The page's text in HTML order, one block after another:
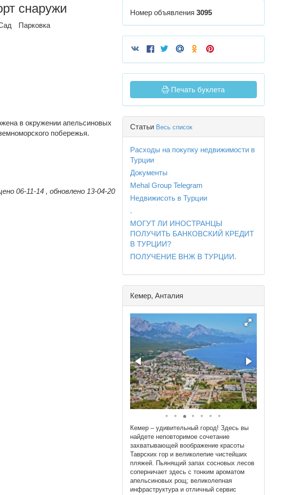
снаружи
Парковка
в окружении апельсиновых
побережья.
06-11-14 , обновлено 13-04-20
Номер объявления 3095
Печать буклета
Статьи Весь список
Расходы на покупку недвижимости в
Турции
Документы
Mehal Group Telegram
Недвижисоть в Турции
.
МОГУТ ЛИ ИНОСТРАНЦЫ
ПОЛУЧИТЬ БАНКОВСКИЙ КРЕДИТ
В ТУРЦИИ?
ПОЛУЧЕНИЕ ВНЖ В ТУРЦИИ.
Кемер, Анталия
Кемер – удивительный город! Здесь вы
найдете неповторимое сочетание
захватывающей воображение красоты
Таврских гор и великолепие чистейших
пляжей. Пьянящий запах сосновых лесов
соперничает здесь с тонким ароматом
апельсиновых рощ; великолепная
инфраструктура и отличный сервис